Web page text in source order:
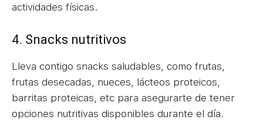
actividades físicas.
4. Snacks nutritivos
Lleva contigo snacks saludables, como frutas,
frutas desecadas, nueces, lácteos proteicos,
barritas proteicas, etc para asegurarte de tener
opciones nutritivas disponibles durante el día.